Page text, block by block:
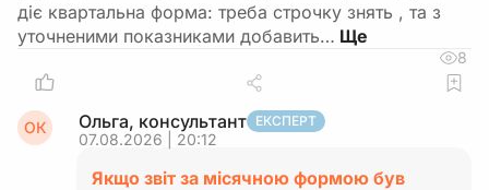
діє квартальна форма: треба строчку знять , та з
уточненими показниками добавить…
8
ОК Ольга, консультант ЕКСПЕРТ
07.08.2026 | 20:12
Якщо звіт за місячною формою був